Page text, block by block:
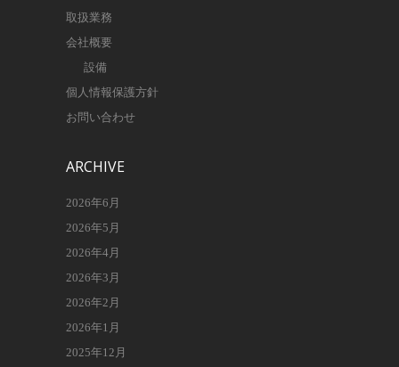
取扱業務
会社概要
設備
個人情報保護方針
お問い合わせ
ARCHIVE
2026年6月
2026年5月
2026年4月
2026年3月
2026年2月
2026年1月
2025年12月